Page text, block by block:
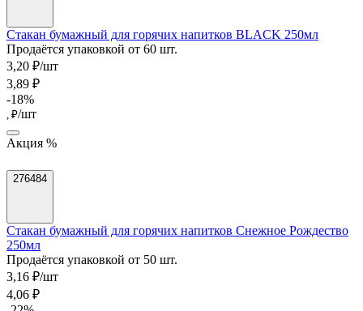
Стакан бумажный для горячих напитков BLACK 250мл
Продаётся упаковкой от 60 шт.
3,20 ₽/шт
3,89 ₽
-18%
, ₽/шт
Акция %
276484
Стакан бумажный для горячих напитков Снежное Рождество
250мл
Продаётся упаковкой от 50 шт.
3,16 ₽/шт
4,06 ₽